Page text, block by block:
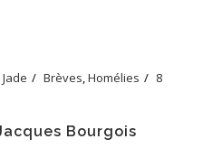
Brèves,Homélies
8
Bourgois